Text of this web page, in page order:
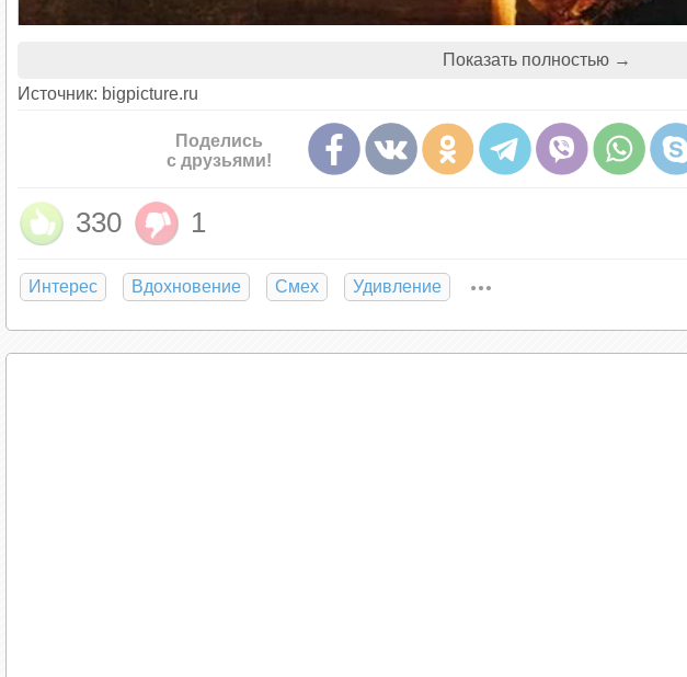
Показать полностью →
Источник: bigpicture.ru
Поделись
с друзьями!
330 1
Интерес Вдохновение Смех Удивление